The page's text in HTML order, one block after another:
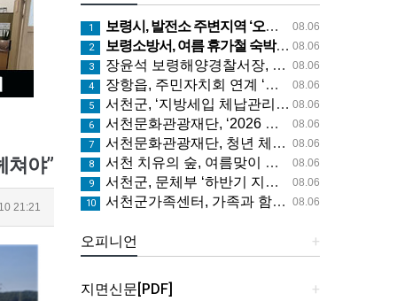
쳐야”
21:21
08.06
1 보령시, 발전소 주변지역 ‘오포리 마을발전소’ 햇빛연금 시범모델 선보인다!
08.06
2 보령소방서, 여름 휴가철 숙박시설 화재예방 지도 나서
08.06
3 장윤석 보령해양경찰서장, 경비함정, 구조대 긴급대응태세 지휘관 현장점검
08.06
4 장항읍, 주민자치회 연계 ‘온마을 통합돌봄’ 집중 홍보
08.06
5 서천군, ‘지방세입 체납관리단’ 본격 운영
08.06
6 서천문화관광재단, ‘2026 서천 올해의 작가전’ 개최
08.06
7 서천문화관광재단, 청년 체류형 관광 프로그램 ‘문득, 서천’ 운영
08.06
8 서천 치유의 숲, 여름맞이 무료 특별 프로그램 시범 운영
08.06
9 서천군, 문체부 ‘하반기 지역사랑 휴가지원’ 공모 선정
08.06
10 서천군가족센터, 가족과 함께한 여름밤 영화관 나들이
+
오피니언
+
지면신문[PDF]